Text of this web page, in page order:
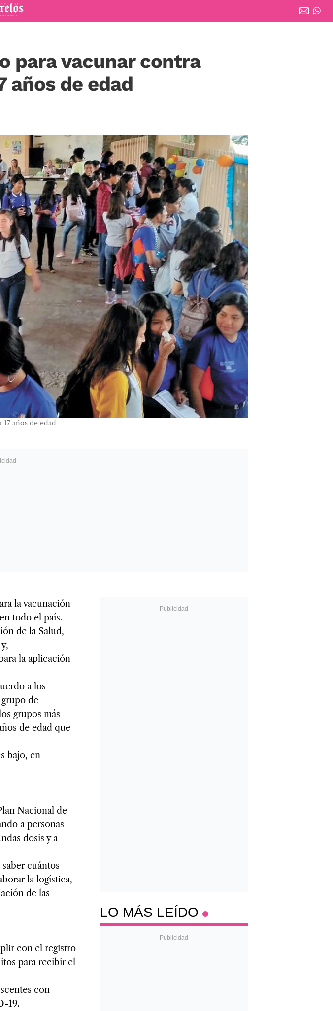
para vacunar contra
años de edad
años de edad
la vacunación
todo el país.
de la Salud,
la aplicación
a los
de
grupos más
de edad que
bajo, en
Nacional de
a personas
dosis y a
cuántos
la logística,
de las
con el registro
para recibir el
con
19.
LO MÁS LEÍDO